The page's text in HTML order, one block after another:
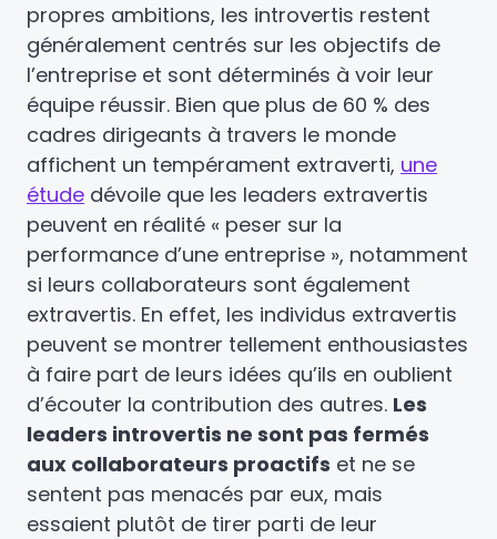
propres ambitions, les introvertis restent
généralement centrés sur les objectifs de
l’entreprise et sont déterminés à voir leur
équipe réussir. Bien que plus de 60 % des
cadres dirigeants à travers le monde
affichent un tempérament extraverti, une
étude dévoile que les leaders extravertis
peuvent en réalité « peser sur la
performance d’une entreprise », notamment
si leurs collaborateurs sont également
extravertis. En effet, les individus extravertis
peuvent se montrer tellement enthousiastes
à faire part de leurs idées qu’ils en oublient
d’écouter la contribution des autres. Les
leaders introvertis ne sont pas fermés
aux collaborateurs proactifs et ne se
sentent pas menacés par eux, mais
essaient plutôt de tirer parti de leur